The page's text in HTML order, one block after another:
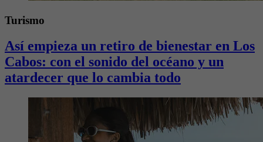
Turismo
Así empieza un retiro de bienestar en Los
Cabos: con el sonido del océano y un
atardecer que lo cambia todo